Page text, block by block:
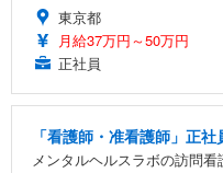
東京都
月給37万円～50万円
正社員
「看護師・准看護師」正
メンタルヘルスラボの訪問看